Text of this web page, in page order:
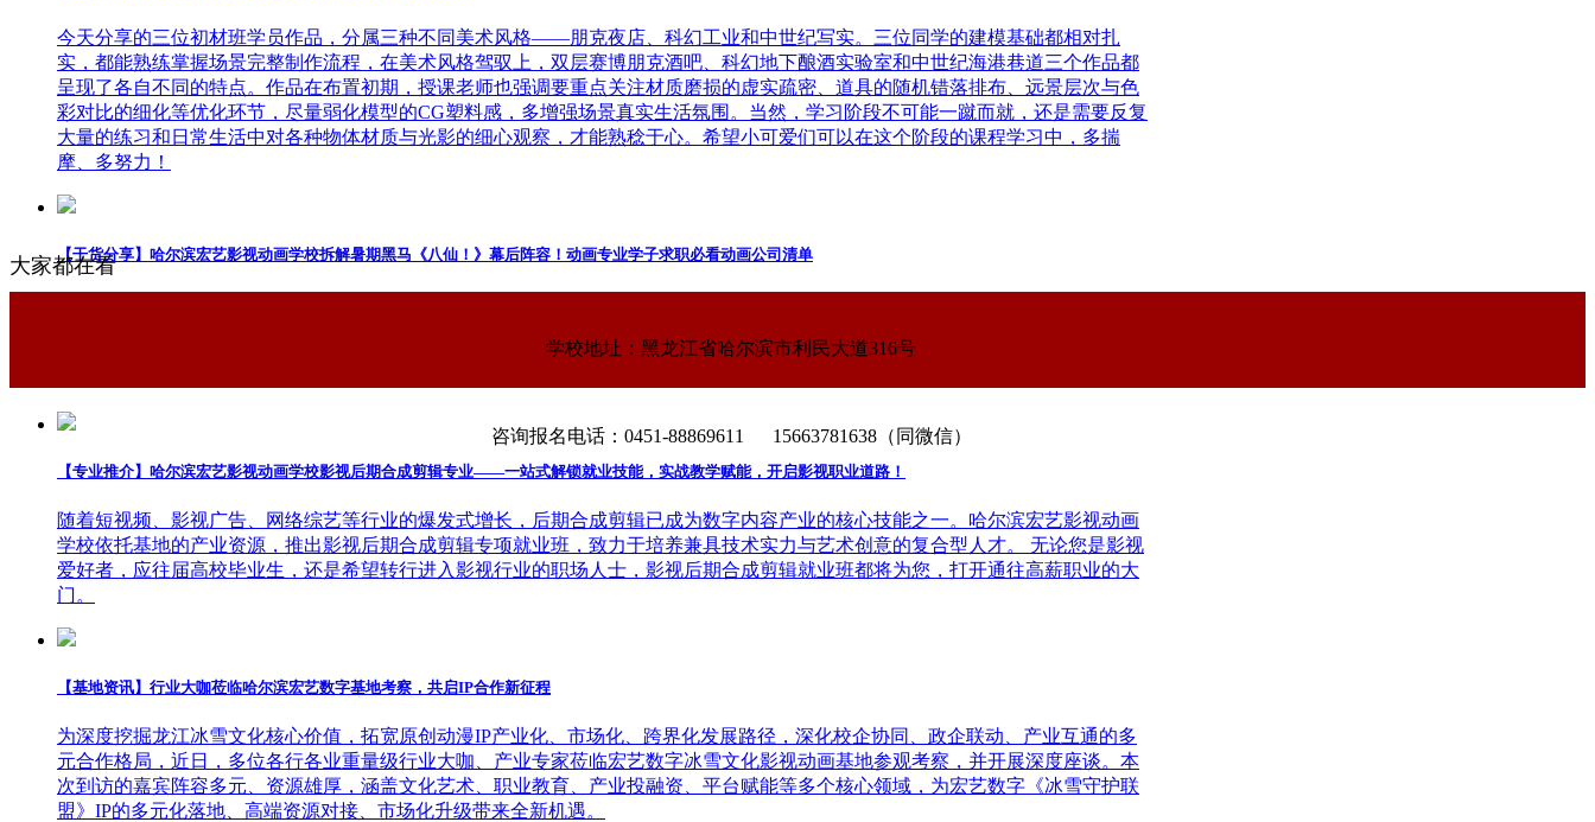
今天分享的三位初材班学员作品，分属三种不同美术风格——朋克夜店、科幻工业和中世纪写实。三位同学的建模基础都相对扎
实，都能熟练掌握场景完整制作流程，在美术风格驾驭上，双层赛博朋克酒吧、科幻地下酿酒实验室和中世纪海港巷道三个作品都
呈现了各自不同的特点。作品在布置初期，授课老师也强调要重点关注材质磨损的虚实疏密、道具的随机错落排布、远景层次与色
彩对比的细化等优化环节，尽量弱化模型的CG塑料感，多增强场景真实生活氛围。当然，学习阶段不可能一蹴而就，还是需要反复
大量的练习和日常生活中对各种物体材质与光影的细心观察，才能熟稔于心。希望小可爱们可以在这个阶段的课程学习中，多揣
摩、多努力！
【干货分享】哈尔滨宏艺影视动画学校拆解暑期黑马《八仙！》幕后阵容！动画专业学子求职必看动画公司清单
制，以及出品宣发全链条企业，整理每家公司所在地、业务范围、代表作、招人方向，为未来想要进入动画行业求职的同学们提供
【专业推介】哈尔滨宏艺影视动画学校影视后期合成剪辑专业——一站式解锁就业技能，实战教学赋能，开启影视职业道路！
随着短视频、影视广告、网络综艺等行业的爆发式增长，后期合成剪辑已成为数字内容产业的核心技能之一。哈尔滨宏艺影视动画
学校依托基地的产业资源，推出影视后期合成剪辑专项就业班，致力于培养兼具技术实力与艺术创意的复合型人才。 无论您是影视
爱好者，应往届高校毕业生，还是希望转行进入影视行业的职场人士，影视后期合成剪辑就业班都将为您，打开通往高薪职业的大
门。
【基地资讯】行业大咖莅临哈尔滨宏艺数字基地考察，共启IP合作新征程
为深度挖掘龙江冰雪文化核心价值，拓宽原创动漫IP产业化、市场化、跨界化发展路径，深化校企协同、政企联动、产业互通的多
元合作格局，近日，多位各行各业重量级行业大咖、产业专家莅临宏艺数字冰雪文化影视动画基地参观考察，并开展深度座谈。本
次到访的嘉宾阵容多元、资源雄厚，涵盖文化艺术、职业教育、产业投融资、平台赋能等多个核心领域，为宏艺数字《冰雪守护联
盟》IP的多元化落地、高端资源对接、市场化升级带来全新机遇。
大家都在看
学校地址：黑龙江省哈尔滨市利民大道316号
咨询报名电话：0451-88869611 15663781638（同微信）